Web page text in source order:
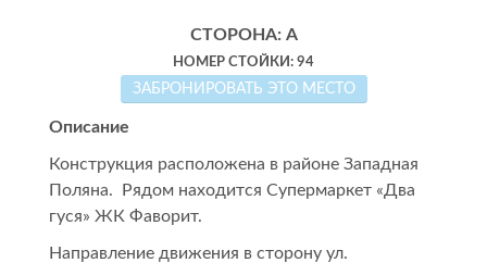
СТОРОНА: А
НОМЕР СТОЙКИ: 94
ЗАБРОНИРОВАТЬ ЭТО МЕСТО
Описание
Конструкция расположена в районе Западная
Поляна. Рядом находится Супермаркет «Два
гуся» ЖК Фаворит.
Направление движения в сторону ул.